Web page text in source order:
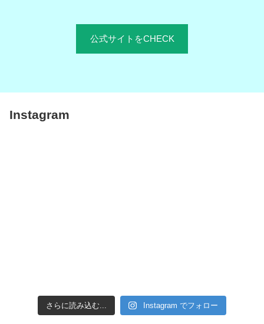
公式サイトをCHECK
Instagram
さらに読み込む... Instagram でフォロー